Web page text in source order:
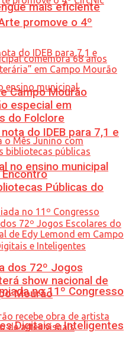
mais eficiente
do IDEB para 7,1 e
no ensino municipal
no 11º Congresso
Digitais e Inteligentes
promove o 4º
Campo Mourão
especial em
do Folclore
Públicas do
dos 72º Jogos
show nacional de
Mourão